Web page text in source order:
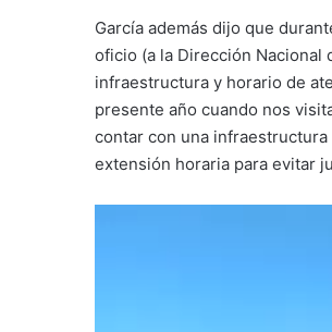
García además dijo que
oficio (a la Dirección Nacional
infraestructura y horario de
presente año cuando nos
contar con una
extensión horaria para evitar